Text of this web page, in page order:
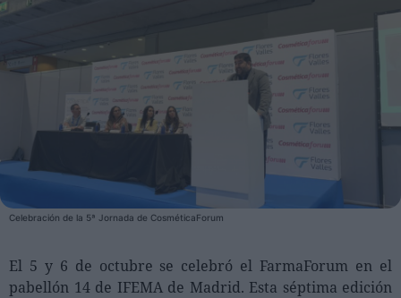
Innovación
Digitalización
Personas
Moda y Lujo
Proveedores
Estética
Celebración de la 5ª Jornada de CosméticaForum
El 5 y 6 de octubre se celebró el FarmaForum en el
pabellón 14 de IFEMA de Madrid. Esta séptima edición